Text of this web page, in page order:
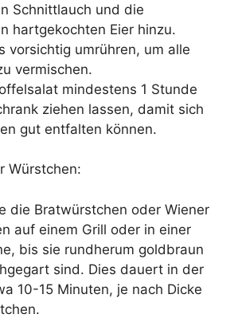
Schnittlauch und die
hartgekochten Eier hinzu.
vorsichtig umrühren, um alle
vermischen.
mindestens 1 Stunde
ziehen lassen, damit sich
gut entfalten können.
Würstchen:
die Bratwürstchen oder Wiener
auf einem Grill oder in einer
bis sie rundherum goldbraun
sind. Dies dauert in der
10-15 Minuten, je nach Dicke